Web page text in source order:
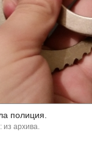
полиция.
из архива.